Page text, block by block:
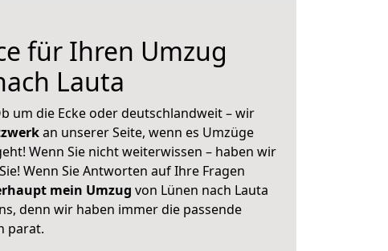
für Ihren Umzug
Lauta
um die Ecke oder deutschlandweit – wir
an unserer Seite, wenn es Umzüge
Wenn Sie nicht weiterwissen – haben wir
Wenn Sie Antworten auf Ihre Fragen
mein Umzug von Lünen nach Lauta
denn wir haben immer die passende
parat.